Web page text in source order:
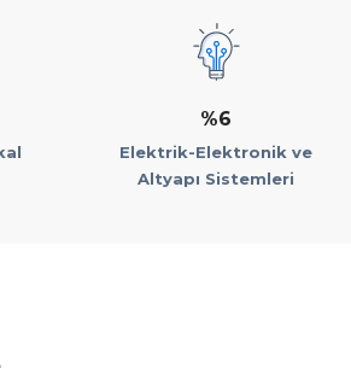
%6
Elektrik-Elektronik ve
Altyapı Sistemleri